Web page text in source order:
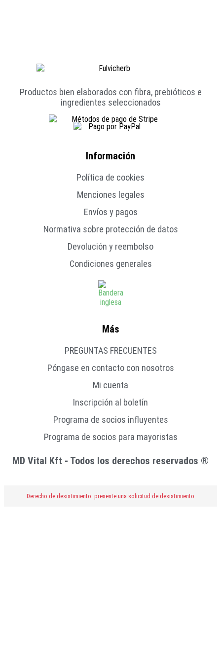
Productos bien elaborados con fibra, prebióticos e
ingredientes seleccionados
Información
Política de cookies
Menciones legales
Envíos y pagos
Normativa sobre protección de datos
Devolución y reembolso
Condiciones generales
Más
PREGUNTAS FRECUENTES
Póngase en contacto con nosotros
Mi cuenta
Inscripción al boletín
Programa de socios influyentes
Programa de socios para mayoristas
MD Vital Kft - Todos los derechos reservados ®
Derecho de desistimiento: presente una solicitud de desistimiento